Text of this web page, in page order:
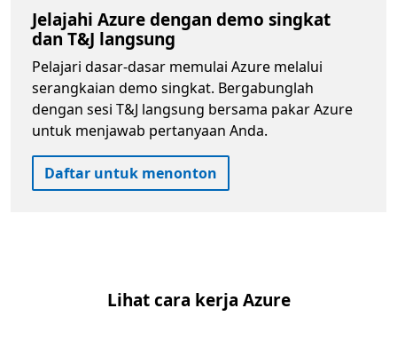
Jelajahi Azure dengan demo singkat
dan T&J langsung
Pelajari dasar-dasar memulai Azure melalui
serangkaian demo singkat. Bergabunglah
dengan sesi T&J langsung bersama pakar Azure
untuk menjawab pertanyaan Anda.
Daftar untuk menonton
Lihat cara kerja Azure